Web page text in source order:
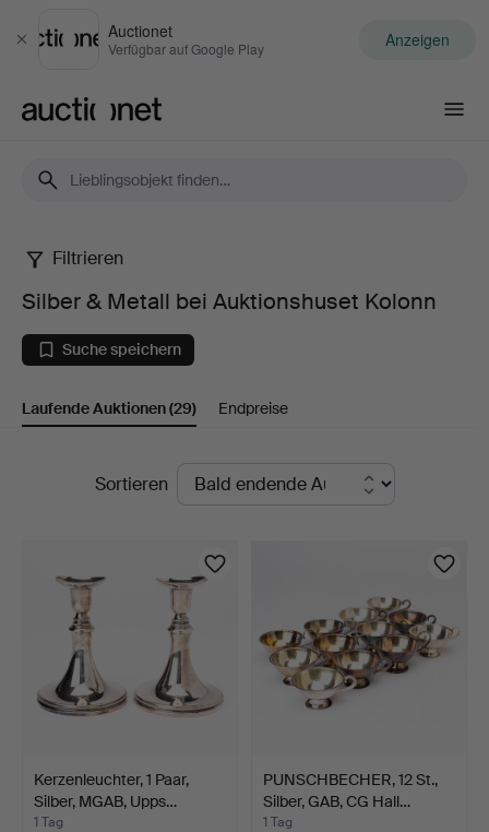
Schließen
Auctionet
Verfügbar auf Google Play Anzeigen
Silber
Metall
bei
Auktionshuset
Filtrieren
Silber & Metall bei Auktionshuset Kolonn
Suche speichern
Laufende Auktionen(29) Endpreise
LaufendeSortieren
Kerzenleuchter, 1 Paar,
Silber, MGAB, Upps…
1 Tag
PUNSCHBECHER, 12 St.,
Silber, GAB, CG Hall…
1 Tag